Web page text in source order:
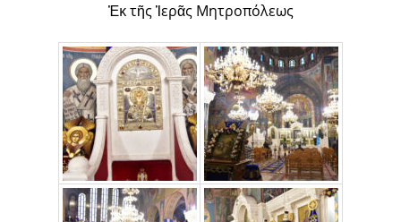
Ἐκ τῆς Ἱερᾶς Μητροπόλεως